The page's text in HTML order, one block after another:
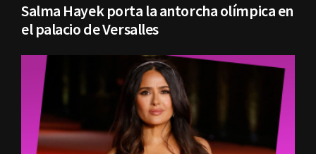
Salma Hayek porta la antorcha olímpica en
el palacio de Versalles